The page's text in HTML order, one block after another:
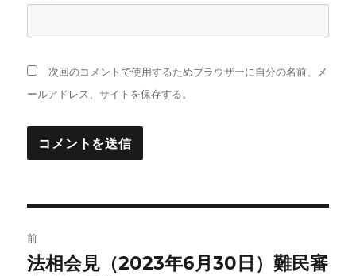
次回のコメントで使用するためブラウザーに自分の名前、メ
ールアドレス、サイトを保存する。
稿
前
前
法相会見（2023年6月30日）難民審